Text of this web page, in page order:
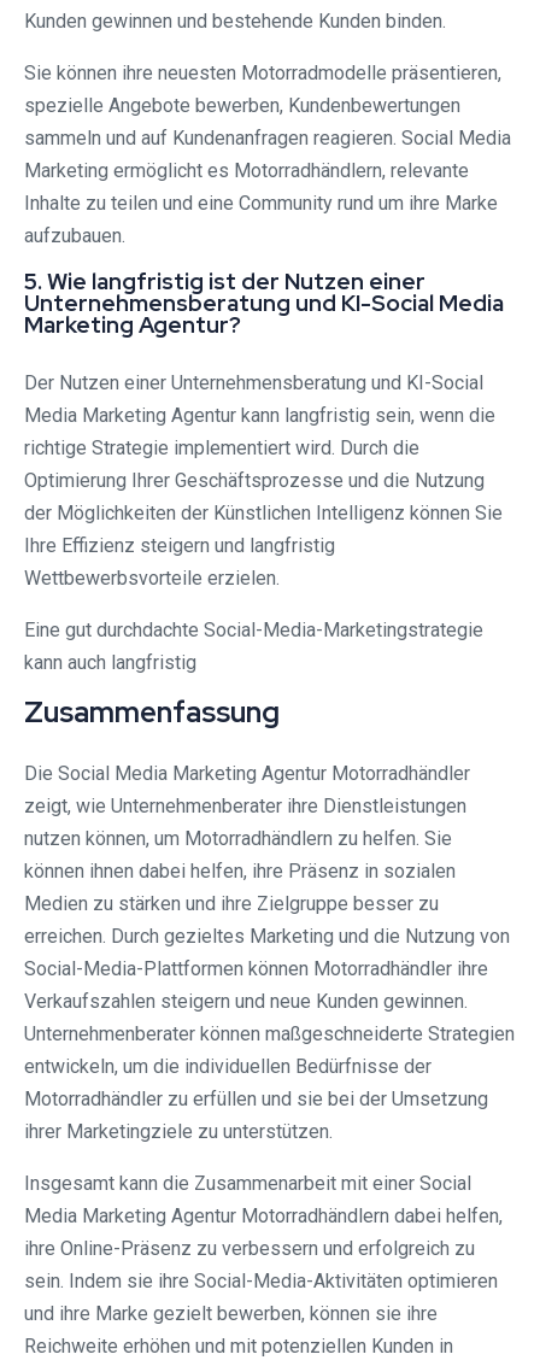
Kunden gewinnen und bestehende Kunden binden.
Sie können ihre neuesten Motorradmodelle präsentieren,
spezielle Angebote bewerben, Kundenbewertungen
sammeln und auf Kundenanfragen reagieren. Social Media
Marketing ermöglicht es Motorradhändlern, relevante
Inhalte zu teilen und eine Community rund um ihre Marke
aufzubauen.
5. Wie langfristig ist der Nutzen einer
Unternehmensberatung und KI-Social Media
Marketing Agentur?
Der Nutzen einer Unternehmensberatung und KI-Social
Media Marketing Agentur kann langfristig sein, wenn die
richtige Strategie implementiert wird. Durch die
Optimierung Ihrer Geschäftsprozesse und die Nutzung
der Möglichkeiten der Künstlichen Intelligenz können Sie
Ihre Effizienz steigern und langfristig
Wettbewerbsvorteile erzielen.
Eine gut durchdachte Social-Media-Marketingstrategie
kann auch langfristig
Zusammenfassung
Die Social Media Marketing Agentur Motorradhändler
zeigt, wie Unternehmenberater ihre Dienstleistungen
nutzen können, um Motorradhändlern zu helfen. Sie
können ihnen dabei helfen, ihre Präsenz in sozialen
Medien zu stärken und ihre Zielgruppe besser zu
erreichen. Durch gezieltes Marketing und die Nutzung von
Social-Media-Plattformen können Motorradhändler ihre
Verkaufszahlen steigern und neue Kunden gewinnen.
Unternehmenberater können maßgeschneiderte Strategien
entwickeln, um die individuellen Bedürfnisse der
Motorradhändler zu erfüllen und sie bei der Umsetzung
ihrer Marketingziele zu unterstützen.
Insgesamt kann die Zusammenarbeit mit einer Social
Media Marketing Agentur Motorradhändlern dabei helfen,
ihre Online-Präsenz zu verbessern und erfolgreich zu
sein. Indem sie ihre Social-Media-Aktivitäten optimieren
und ihre Marke gezielt bewerben, können sie ihre
Reichweite erhöhen und mit potenziellen Kunden in